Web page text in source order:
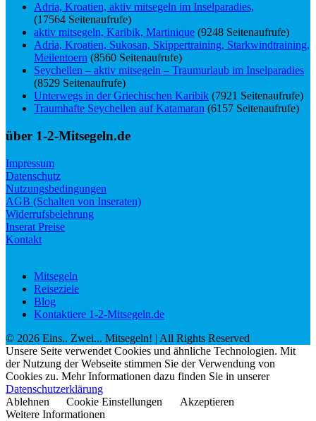
Adria, Kroatien, aktiv mitsegeln im Inselparadies,
(17564 Seitenaufrufe)
aktiv mitsegeln, Karibik, Martinique (9248 Seitenaufrufe)
Adria, Kroatien, Sukosan, Skippertraining, Starkwindtraining,
Meilentoern (8560 Seitenaufrufe)
Seychellen – aktiv mitsegeln – Traumurlaub im Inselparadies
(8529 Seitenaufrufe)
Unterwegs in der Griechischen Karibik (7921 Seitenaufrufe)
Traumhafte Seychellen auf Katamaran (6157 Seitenaufrufe)
über 1-2-Mitsegeln.de
Impressum
Datenschutz
Nutzungsbedingungen
AGB (Schalten von Inseraten)
Widerrufsbelehrung
Inserat Preise
Kontakt
Mitsegeln
Reiseziele
Blog
Kontaktiere 1-2-Mitsegeln.de
© 2026 Eins.. Zwei... Mitsegeln! | All Rights Reserved
Unsere Seite verwendet Cookies und ähnliche Technologien. Mit
der Nutzung der Webseite stimmen Sie der Verwendung von
Cookies zu. Mehr Informationen dazu finden Sie in unserer
Datenschutzerklärung
Ablehnen
Cookie Einstellungen
Akzeptieren
Weitere Informationen